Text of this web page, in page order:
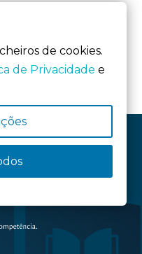
de cookies.
de Privacidade e